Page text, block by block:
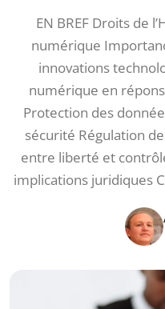
EN BREF Droits de
numérique
innovations
numérique en
Protection des
sécurité Régulation
entre liberté et
implications juridiques